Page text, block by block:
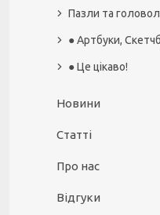
Пазли та
● Артбуки,
● Це цікаво!
Новини
Статті
Про нас
Відгуки